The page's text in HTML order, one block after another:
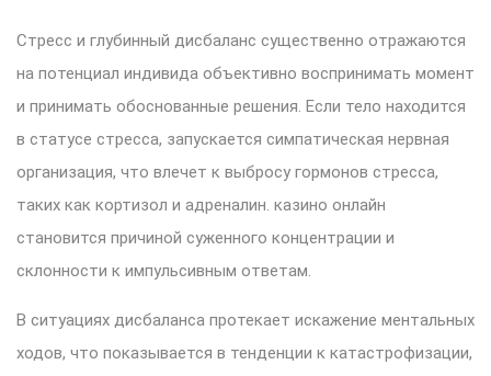
Стресс и глубинный дисбаланс существенно отражаются
на потенциал индивида объективно воспринимать момент
и принимать обоснованные решения. Если тело находится
в статусе стресса, запускается симпатическая нервная
организация, что влечет к выбросу гормонов стресса,
таких как кортизол и адреналин. казино онлайн
становится причиной суженного концентрации и
склонности к импульсивным ответам.
В ситуациях дисбаланса протекает искажение ментальных
ходов, что показывается в тенденции к катастрофизации,